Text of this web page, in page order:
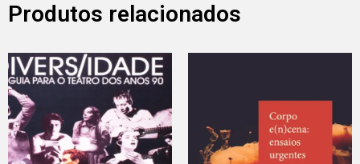
Produtos relacionados